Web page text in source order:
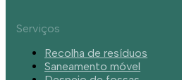
Serviços
Recolha de resíduos
Saneamento móvel